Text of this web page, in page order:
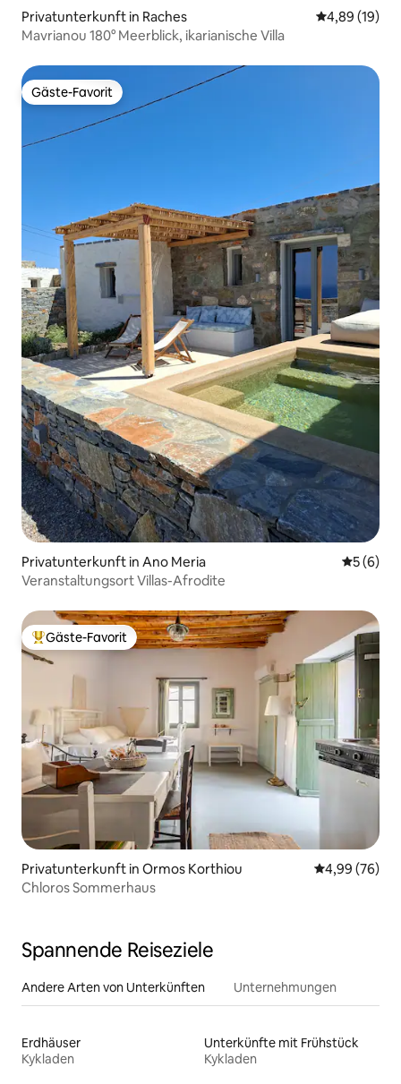
Privatunterkunft in Raches
4,89 (19)
Mavrianou 180° Meerblick, ikarianische Villa
Gäste-Favorit
Gäste-Favorit
Privatunterkunft in Ano Meria
5 (6)
Veranstaltungsort Villas-Afrodite
Beliebter Gäste-Favorit.
Gäste-Favorit
Privatunterkunft in Ormos Korthiou
4,99 (76)
Chloros Sommerhaus
Spannende Reiseziele
Andere Arten von Unterkünften Unternehmungen
Erdhäuser
Kykladen
Unterkünfte mit Frühstück
Kykladen